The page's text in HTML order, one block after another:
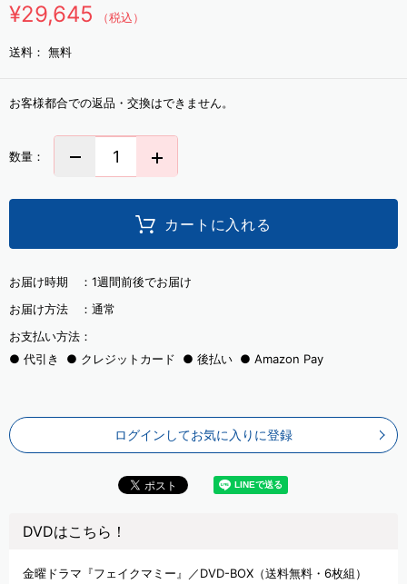
¥29,645 （税込）
送料： 無料
お客様都合での返品・交換はできません。
数量：
カートに入れる
お届け時期 ： 1週間前後でお届け
お届け方法 ： 通常
お支払い方法：
代引き
クレジットカード 後払い Amazon Pay
ログインしてお気に入りに登録
DVDはこちら！
金曜ドラマ『フェイクマミー』／DVD-BOX（送料無料・6枚組）